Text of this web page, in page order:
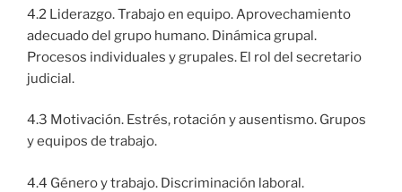
4.2 Liderazgo. Trabajo en equipo. Aprovechamiento
adecuado del grupo humano. Dinámica grupal.
Procesos individuales y grupales. El rol del secretario
judicial.
4.3 Motivación. Estrés, rotación y ausentismo. Grupos
y equipos de trabajo.
4.4 Género y trabajo. Discriminación laboral.